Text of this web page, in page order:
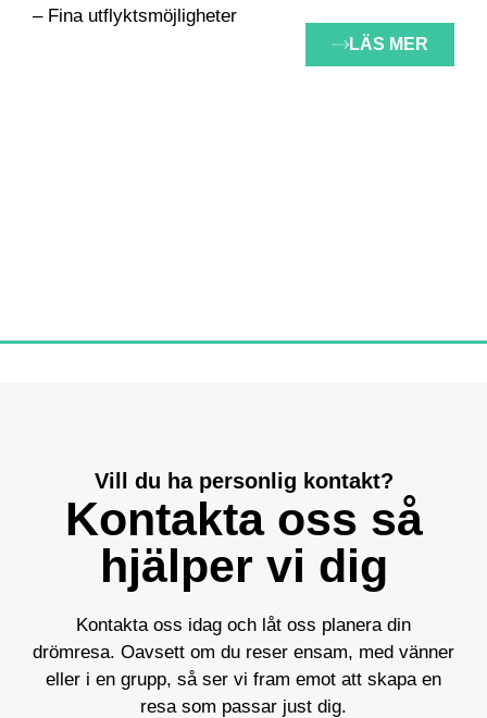
– Fina utflyktsmöjligheter
LÄS MER
Vill du ha personlig kontakt?
Kontakta oss så
hjälper vi dig
Kontakta oss idag och låt oss planera din
drömresa. Oavsett om du reser ensam, med vänner
eller i en grupp, så ser vi fram emot att skapa en
resa som passar just dig.